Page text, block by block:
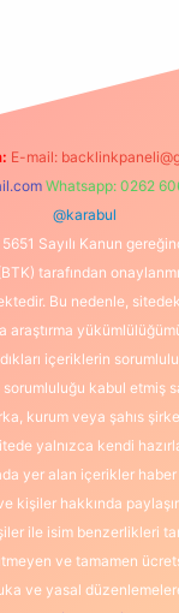
E-mail:
Whatsapp: 0262
@karabul
Sayılı Kanun
tarafından
Bu nedenle,
araştırma
içeriklerin
kabul etmiş
kurum veya şahıs
yalnızca kendi
yer alan içerikler
kişiler hakkında
ile isim benzerlikleri
ve tamamen
ve yasal